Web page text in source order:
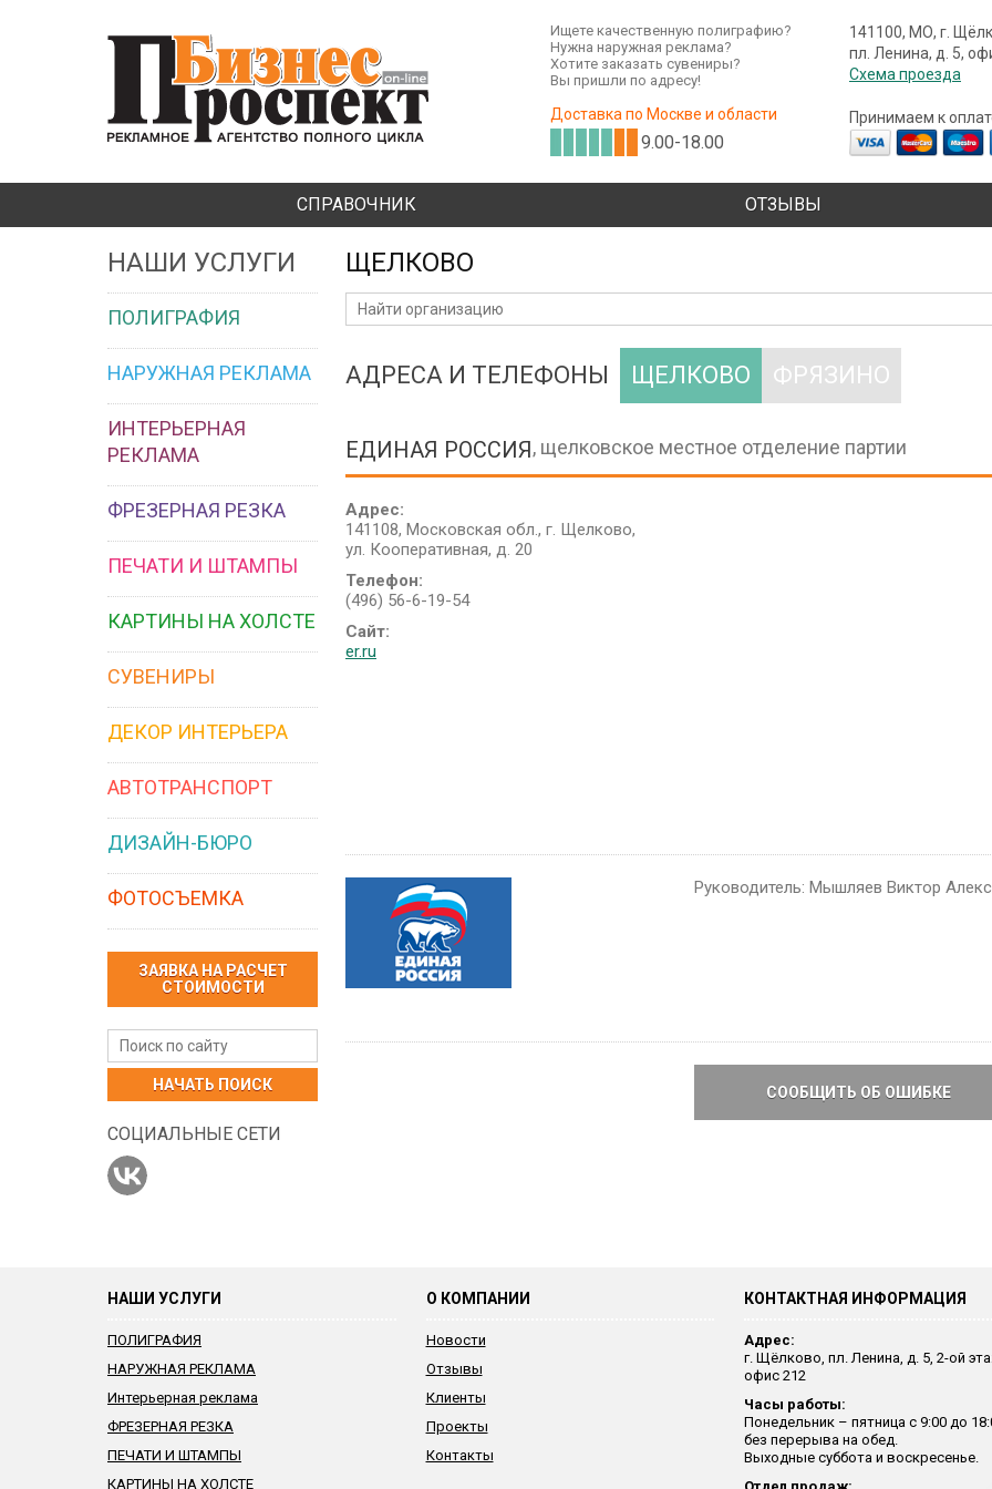
141100, МО, г.
пл. Ленина, д. 5,
Схема проезда
Принимаем к
Ищете качественную полиграфию?
Нужна наружная реклама?
Хотите заказать сувениры?
Вы пришли по адресу!
Доставка по Москве и области
9.00-18.00
СПРАВОЧНИК ОТЗЫВЫ
НАШИ УСЛУГИ
ПОЛИГРАФИЯ
НАРУЖНАЯ РЕКЛАМА
ИНТЕРЬЕРНАЯ
РЕКЛАМА
ФРЕЗЕРНАЯ РЕЗКА
ПЕЧАТИ И ШТАМПЫ
КАРТИНЫ НА ХОЛСТЕ
СУВЕНИРЫ
ДЕКОР ИНТЕРЬЕРА
АВТОТРАНСПОРТ
ДИЗАЙН-БЮРО
ФОТОСЪЕМКА
ЗАЯВКА НА РАСЧЕТ
СТОИМОСТИ
НАЧАТЬ ПОИСК
СОЦИАЛЬНЫЕ СЕТИ
ЩЕЛКОВО
АДРЕСА И ТЕЛЕФОНЫ ЩЕЛКОВО ФРЯЗИНО
ЕДИНАЯ РОССИЯ, щелковское местное отделение партии
Адрес:
141108, Московская обл., г. Щелково,
ул. Кооперативная, д. 20
Телефон:
(496) 56-6-19-54
Сайт:
er.ru
Руководитель: Мышляев Виктор
СООБЩИТЬ ОБ ОШИБКЕ
НАШИ УСЛУГИ
ПОЛИГРАФИЯ
НАРУЖНАЯ РЕКЛАМА
Интерьерная реклама
ФРЕЗЕРНАЯ РЕЗКА
ПЕЧАТИ И ШТАМПЫ
КАРТИНЫ НА ХОЛСТЕ
О КОМПАНИИ
Новости
Отзывы
Клиенты
Проекты
Контакты
КОНТАКТНАЯ ИНФОРМАЦИЯ
Адрес:
г. Щёлково, пл. Ленина, д. 5, 2-ой
офис 212
Часы работы:
Понедельник – пятница с 9:00 до
без перерыва на обед.
Выходные суббота и воскресенье.